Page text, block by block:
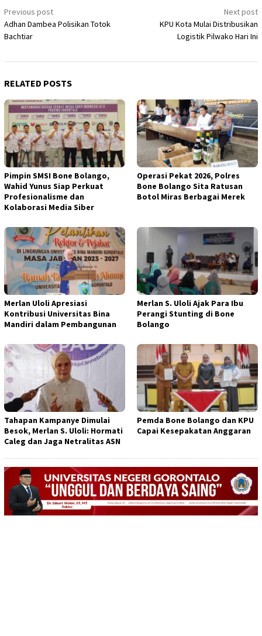
Post
navigation
Previous post
Adhan Dambea Polisikan Totok
Bachtiar
Next post
KPU Kota Mulai Distribusikan
Logistik Pilwako Hari Ini
RELATED POSTS
Pimpin SMSI Bone Bolango,
Wahid Yunus Siap Perkuat
Profesionalisme dan
Kolaborasi Media Siber
Operasi Pekat 2026, Polres
Bone Bolango Sita Ratusan
Botol Miras Berbagai Merek
Merlan Uloli Apresiasi
Kontribusi Universitas Bina
Mandiri dalam Pembangunan
Merlan S. Uloli Ajak Para Ibu
Perangi Stunting di Bone
Bolango
Tahapan Kampanye Dimulai
Besok, Merlan S. Uloli: Hormati
Caleg dan Jaga Netralitas ASN
Pemda Bone Bolango dan KPU
Capai Kesepakatan Anggaran